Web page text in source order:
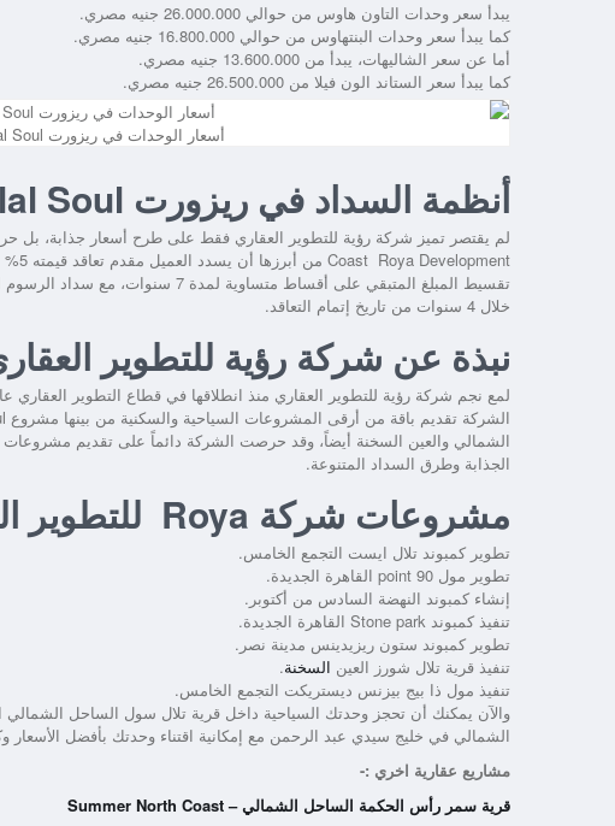
يبدأ سعر وحدات التاون هاوس من حوالي 26.000.000 جنيه مصري.
كما يبدأ سعر وحدات البنتهاوس من حوالي 16.800.000 جنيه مصري.
أما عن سعر الشاليهات، يبدأ من 13.600.000 جنيه مصري.
كما يبدأ سعر الستاند الون فيلا من 26.500.000 جنيه مصري.
أسعار الوحدات في ريزورت Telal Soul رؤية سيدي عبد الرحمن
أنظمة السداد في ريزورت Telal Soul رؤية سيدي عبد الرحمن
لم يقتصر تميز شركة رؤية للتطوير العقاري فقط على طرح أسعار جذابة،
Coast Roya Development
خلال 4 سنوات من تاريخ إتمام التعاقد.
نبذة عن شركة رؤية للتطوير
الشركة تقديم باقة من أرقى المشروعات السياحية والسكنية من بينها مشروع Telal Soul الساحل الشمالي
الشمالي والعين السخنة أيضاً، وقد حرصت الشركة دائماً على تقديم مشروعات
الجذابة وطرق السداد المتنوعة.
مشروعات شركة Roya للتطوير العقاري
تطوير كمبوند تلال ايست التجمع الخامس.
تطوير مول point 90 القاهرة الجديدة.
إنشاء كمبوند النهضة السادس من أكتوبر.
تنفيذ كمبوند Stone park القاهرة الجديدة.
تطوير كمبوند ستون ريزيدينس مدينة نصر.
تنفيذ قرية تلال شورز العين السخنة.
تنفيذ مول ذا بيج بيزنس ديستريكت التجمع الخامس.
والآن يمكنك أن تحجز وحدتك السياحية داخل قرية تلال سول الساحل الشمالي
الشمالي في خليج سيدي عبد الرحمن مع إمكانية اقتناء وحدتك بأفضل الأسعار
مشاريع عقارية اخري :-
قرية سمر رأس الحكمة الساحل الشمالي – Summer North Coast